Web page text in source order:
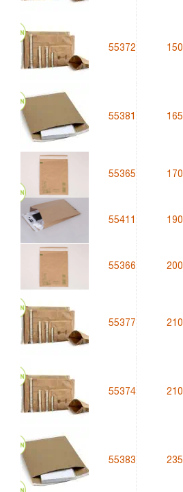
55372 150
55381 165
55365 170
55411 190
55366 200
55377 210
55374 210
55383 235